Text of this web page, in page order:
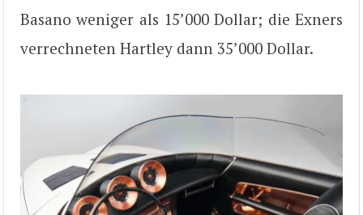
Basano weniger als 15’000 Dollar; die Exners
verrechneten Hartley dann 35’000 Dollar.